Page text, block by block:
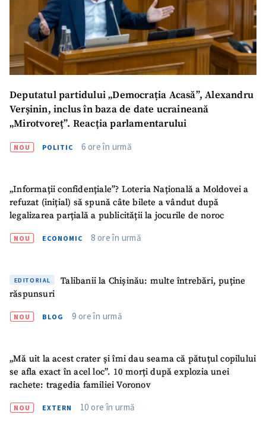
Deputatul partidului „Democrația Acasă”, Alexandru
Verșinin, inclus în baza de date ucraineană
„Mirotvoreț”. Reacția parlamentarului
NOU POLITIC 6 ore în urmă
„Informații confidențiale”? Loteria Națională a Moldovei a
refuzat (inițial) să spună câte bilete a vândut după
legalizarea parțială a publicității la jocurile de noroc
NOU ECONOMIC 8 ore în urmă
EDITORIAL
Talibanii la Chișinău: multe întrebări, puține
răspunsuri
NOU BLOG 9 ore în urmă
„Mă uit la acest crater și îmi dau seama că pătuțul copilului
se afla exact în acel loc”. 10 morți după explozia unei
rachete: tragedia familiei Voronov
NOU EXTERN 10 ore în urmă
Titlu știre
+ Adaugă titlu
Fotografie
+ Încarcă imagine
Link media+ Link media
Mesajul știrei
+ Mesajul știrei
CONTACT SURSĂ
Sursă anonimă
Nume+ Numele meu
confidențialitate.